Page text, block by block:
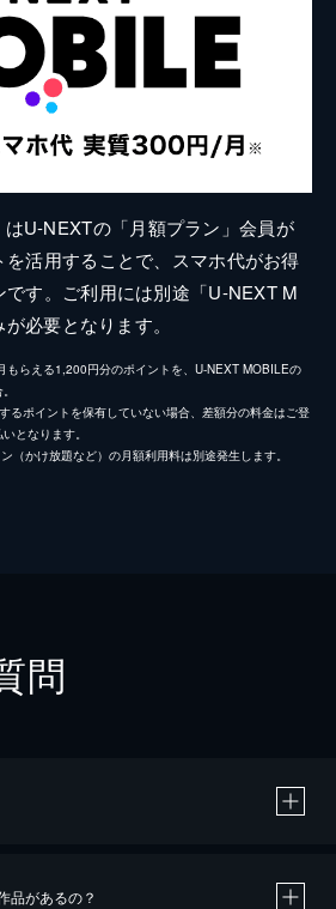
はU-NEXTの「月額プラン」会員が
活用することで、スマホ代がお得
す。ご利用には別途「U-NEXT M
必要となります。
もらえる1,200円分のポイントを、U-NEXT MOBILEの
るポイントを保有していない場合、差額分の料金はご登
となります。
（かけ放題など）の月額利用料は別途発生します。
問
品があるの？